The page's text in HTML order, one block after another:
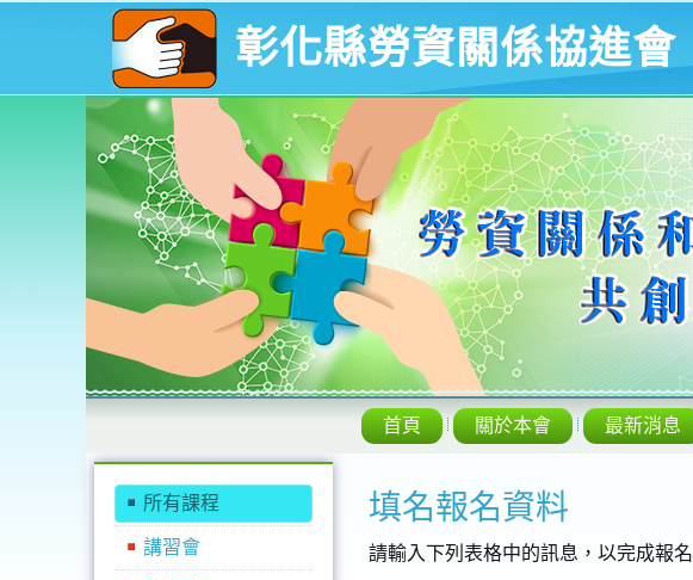
彰化縣勞資關係協進會
首頁 關於本會 最新消息
所有課程
講習會
填名報名資料
請輸入下列表格中的訊息，以完成報名